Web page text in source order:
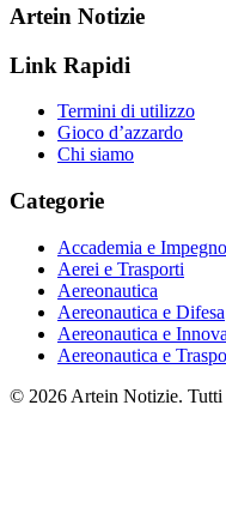
Artein Notizie
Link Rapidi
Termini di utilizzo
Gioco d’azzardo
Chi siamo
Categorie
Accademia e
Aerei e Trasporti
Aereonautica
Aereonautica e Difesa
Aereonautica e
Aereonautica e
© 2026 Artein Notizie.